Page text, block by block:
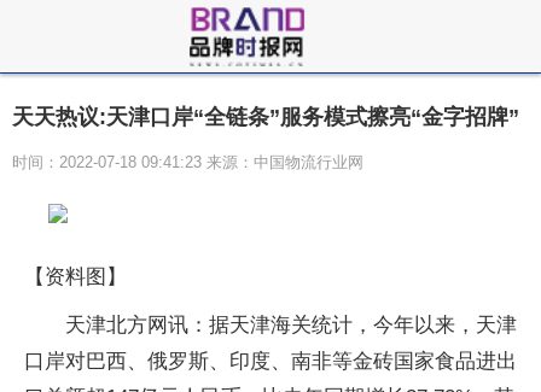
天天热议:天津口岸“全链条”服务模式擦亮“金字招牌”
时间：2022-07-18 09:41:23 来源：中国物流行业网
【资料图】
天津北方网讯：据天津海关统计，今年以来，天津
口岸对巴西、俄罗斯、印度、南非等金砖国家食品进出